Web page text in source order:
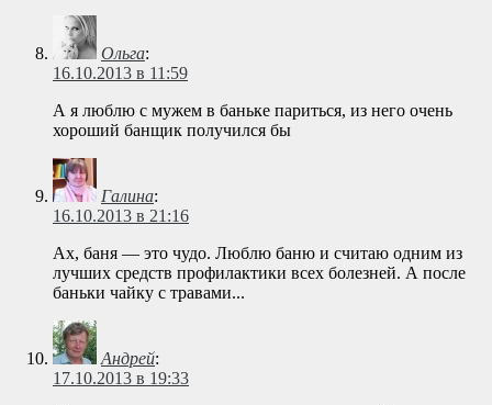
Ольга:
16.10.2013 в 11:59
А я люблю с мужем в баньке париться, из него очень
хороший банщик получился бы
Галина:
16.10.2013 в 21:16
Ах, баня — это чудо. Люблю баню и считаю одним из
лучших средств профилактики всех болезней. А после
баньки чайку с травами...
Андрей:
17.10.2013 в 19:33